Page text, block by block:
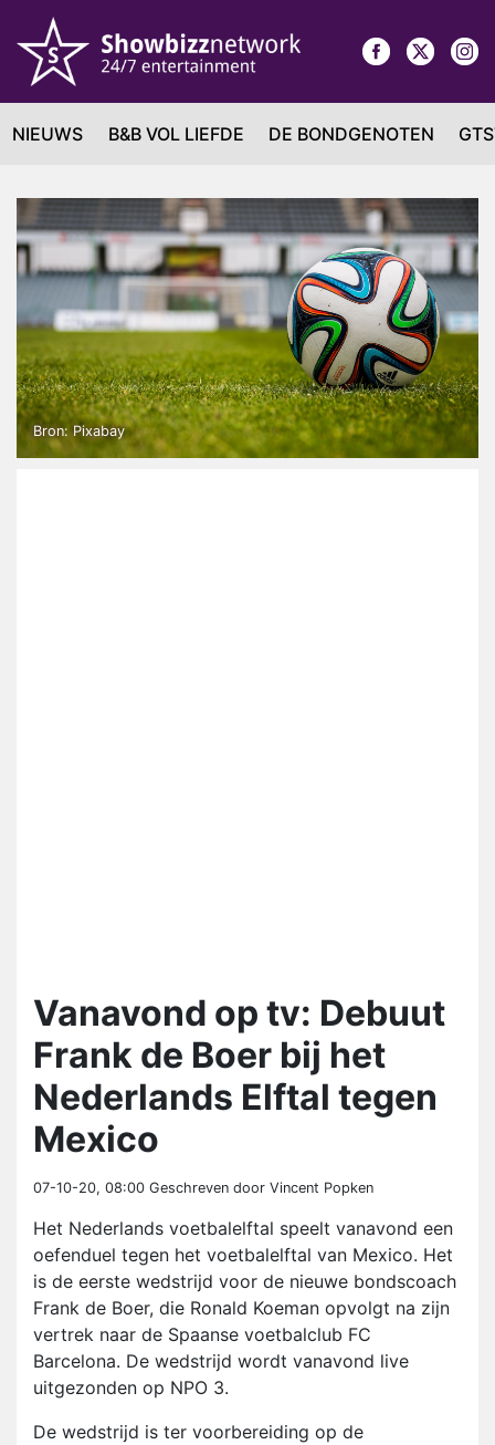
NIEUWS B&B VOL LIEFDE DE BONDGENOTEN
Bron: Pixabay
Vanavond op tv: Debuut
Frank de Boer bij het
Nederlands Elftal tegen
Mexico
07-10-20, 08:00 Geschreven door Vincent Popken
Het Nederlands voetbalelftal speelt vanavond een
oefenduel tegen het voetbalelftal van Mexico. Het
is de eerste wedstrijd voor de nieuwe bondscoach
Frank de Boer, die Ronald Koeman opvolgt na zijn
vertrek naar de Spaanse voetbalclub FC
Barcelona. De wedstrijd wordt vanavond live
uitgezonden op NPO 3.
De wedstrijd is ter voorbereiding op de